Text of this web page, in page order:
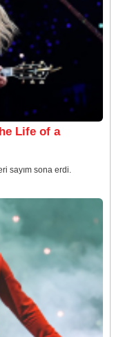
Life of a
sayım sona erdi.